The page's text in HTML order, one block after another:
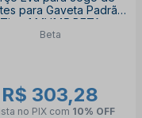
para Gaveta Padrão
Tipo 1 MV145 BETA
Beta
R$ 303,28
no PIX com 10% OFF